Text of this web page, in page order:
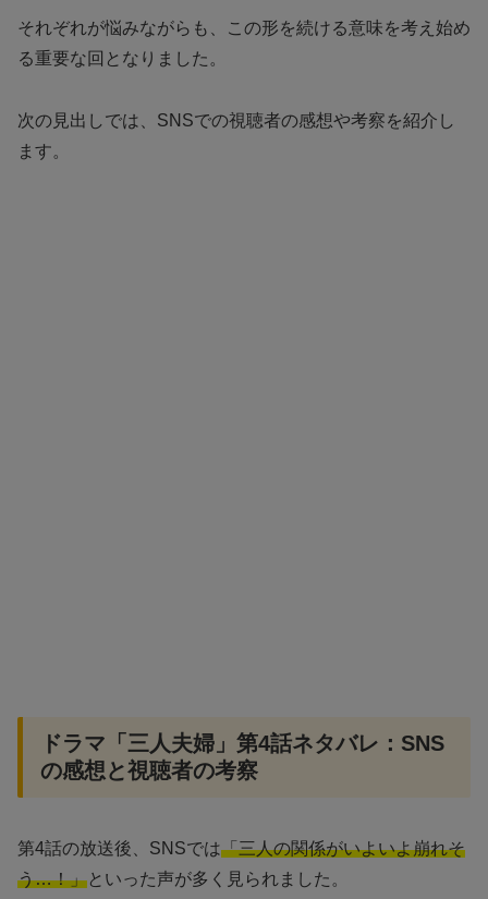
それぞれが悩みながらも、この形を続ける意味を考え始め
る重要な回となりました。
次の見出しでは、SNSでの視聴者の感想や考察を紹介し
ます。
ドラマ「三人夫婦」第4話ネタバレ：SNS
の感想と視聴者の考察
第4話の放送後、SNSでは「三人の関係がいよいよ崩れそ
う…！」といった声が多く見られました。